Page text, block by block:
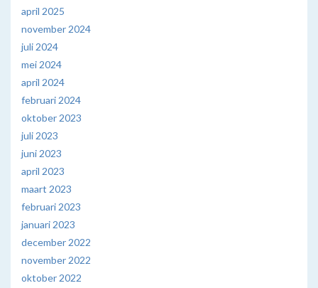
april 2025
november 2024
juli 2024
mei 2024
april 2024
februari 2024
oktober 2023
juli 2023
juni 2023
april 2023
maart 2023
februari 2023
januari 2023
december 2022
november 2022
oktober 2022